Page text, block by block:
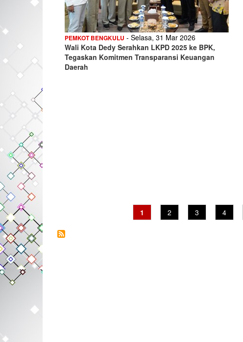
PEMKOT BENGKULU - Selasa, 31 Mar 2026
Wali Kota Dedy Serahkan LKPD 2025 ke BPK,
Tegaskan Komitmen Transparansi Keuangan
Daerah
Current
page
1 Page
2 Page
3 Page
4